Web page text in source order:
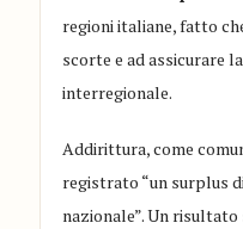
regioni italiane, fatto
scorte e ad assicurare
interregionale.
Addirittura, come
registrato “un surplus
nazionale”. Un